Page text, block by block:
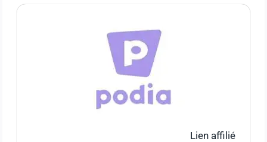
Lien affilié